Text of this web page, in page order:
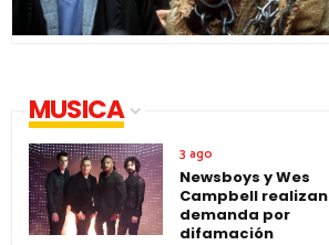
MUSICA
3 ago
Newsboys y Wes
Campbell realizan
demanda por
difamación